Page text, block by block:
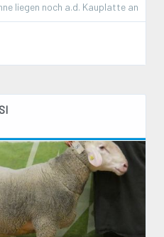
liegen noch a.d. Kauplatte an